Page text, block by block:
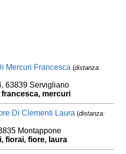
Mercuri Francesca (distanza:
63839 Servigliano
mercuri
Di Clementi Laura (distanza:
Montappone
fiorai, fiore, laura